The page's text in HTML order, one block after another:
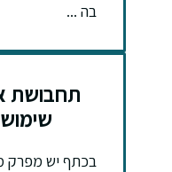
בה ...
תחבושת
שימוש
בכתף יש מפרק